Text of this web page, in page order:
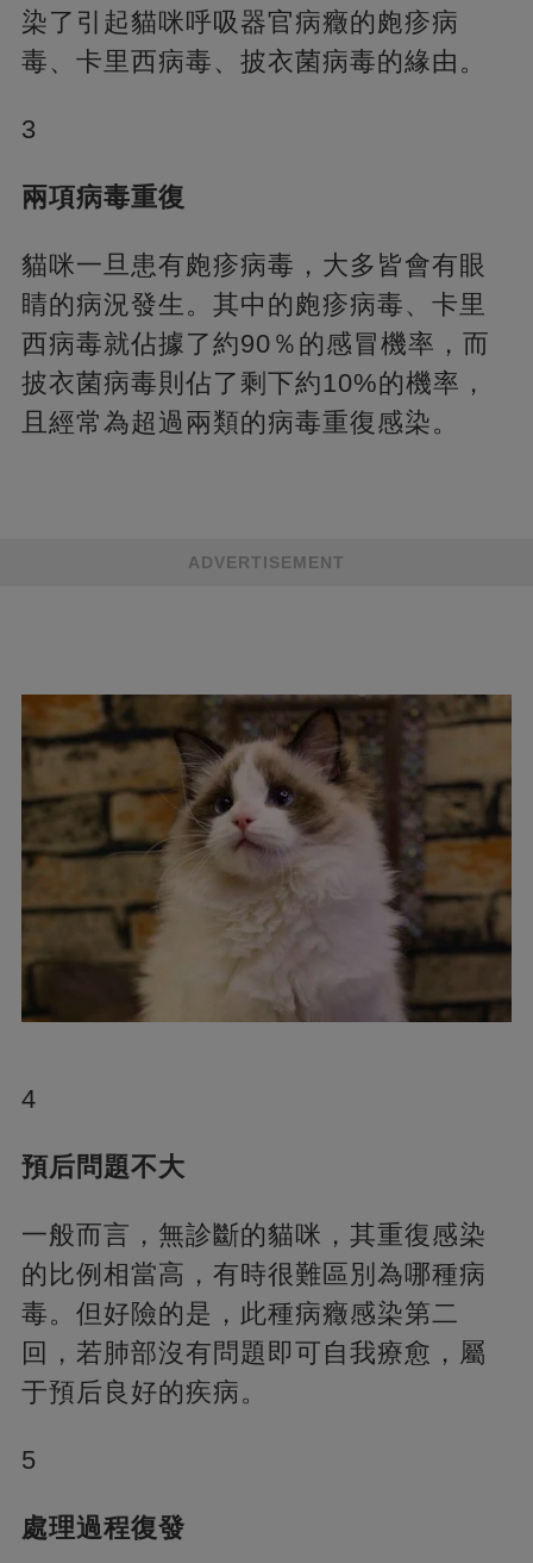
染了引起貓咪呼吸器官病癥的皰疹病
毒、卡里西病毒、披衣菌病毒的緣由。
3
兩項病毒重復
貓咪一旦患有皰疹病毒，大多皆會有眼
睛的病況發生。其中的皰疹病毒、卡里
西病毒就佔據了約90％的感冒機率，而
披衣菌病毒則佔了剩下約10%的機率，
且經常為超過兩類的病毒重復感染。
ADVERTISEMENT
4
預后問題不大
一般而言，無診斷的貓咪，其重復感染
的比例相當高，有時很難區別為哪種病
毒。但好險的是，此種病癥感染第二
回，若肺部沒有問題即可自我療愈，屬
于預后良好的疾病。
5
處理過程復發